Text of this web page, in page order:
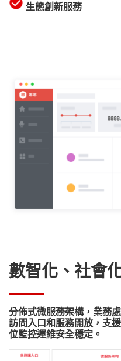
生態創新服務
數智化、社會
分佈式微服務架構，業務
訪問入口和服務開放，支
位監控運維安全穩定。